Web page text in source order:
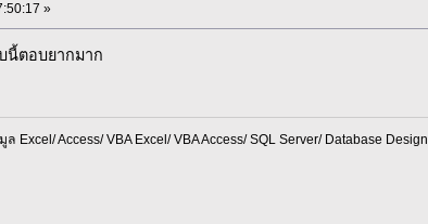
»
นี้ตอบยากมาก
Access/ VBA Excel/ VBA Access/ SQL Server/ Database Design